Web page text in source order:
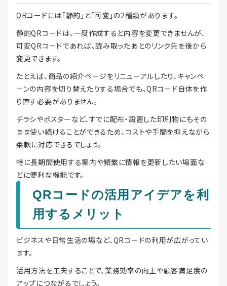
QRコードには「静的」と「可変」の2種類があります。
静的QRコードは、一度作成すると内容を変更できませんが、
可変QRコードであれば、読み取ったあとのリンク先を後から
変更できます。
たとえば、商品の紹介ページをリニューアルしたり、キャンペ
ーンの内容を切り替えたりする場合でも、QRコード自体を作
り直す必要がありません。
チラシやポスターなど、すでに配布・設置した印刷物にもその
まま使い続けることができるため、コストや手間を抑えながら
柔軟に対応できるでしょう。
特に長期間使用する案内や頻繁に情報を更新したい場面な
どに便利な機能です。
QRコードの活用アイデアを利
用するメリット
ビジネスや日常生活の場など、QRコードの利用が広がってい
ます。
活用方法を工夫することで、業務効率の向上や顧客満足度の
アップにつながるでしょう。